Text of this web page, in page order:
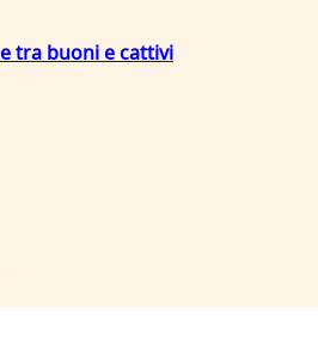
tra buoni e cattivi